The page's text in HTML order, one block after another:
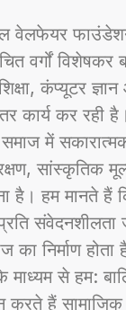
वेलफेयर
वर्गों
शिक्षा, कंप्यूटर
कार्य कर रही
समाज में
सांस्कृतिक
है। हम मानते हैं
का निर्माण
से हम:
करते हैं